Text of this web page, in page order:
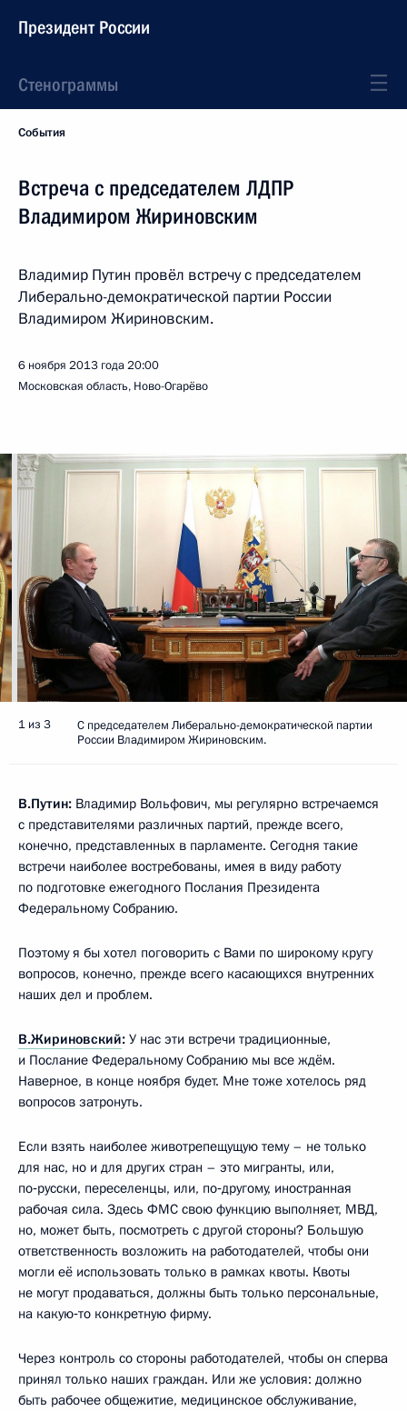
Президент России
Стенограммы
События
Встреча с председателем ЛДПР
Владимиром Жириновским
Владимир Путин провёл встречу с председателем
Либерально-демократической партии России
Владимиром Жириновским.
6 ноября 2013 года20:00
Московская область, Ново-Огарёво
1 из 3
С председателем Либерально-демократической партии
России Владимиром Жириновским.
В.Путин: Владимир Вольфович, мы регулярно встречаемся
с представителями различных партий, прежде всего,
конечно, представленных в парламенте. Сегодня такие
встречи наиболее востребованы, имея в виду работу
по подготовке ежегодного Послания Президента
Федеральному Собранию.
Поэтому я бы хотел поговорить с Вами по широкому кругу
вопросов, конечно, прежде всего касающихся внутренних
наших дел и проблем.
В.Жириновский: У нас эти встречи традиционные,
и Послание Федеральному Собранию мы все ждём.
Наверное, в конце ноября будет. Мне тоже хотелось ряд
вопросов затронуть.
Если взять наиболее животрепещущую тему – не только
для нас, но и для других стран – это мигранты, или,
по‑русски, переселенцы, или, по‑другому, иностранная
рабочая сила. Здесь ФМС свою функцию выполняет, МВД,
но, может быть, посмотреть с другой стороны? Большую
ответственность возложить на работодателей, чтобы они
могли её использовать только в рамках квоты. Квоты
не могут продаваться, должны быть только персональные,
на какую‑то конкретную фирму.
Через контроль со стороны работодателей, чтобы он сперва
принял только наших граждан. Или же условия: должно
быть рабочее общежитие, медицинское обслуживание,